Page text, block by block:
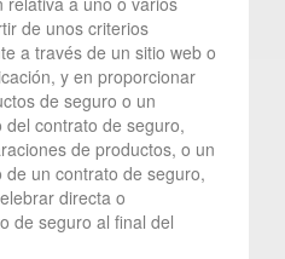
de unos criterios
a través de un sitio web o
y en proporcionar
de seguro o un
contrato de seguro,
de productos, o un
un contrato de seguro,
directa o
de seguro al final del